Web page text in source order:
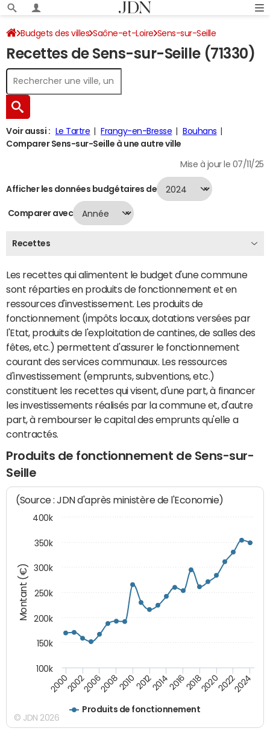
Budgets des villes Saône-et-Loire Sens-sur-Seille
Recettes 2024
Recettes de Sens-sur-Seille (71330)
Voir aussi : Le Tartre Frangy-en-Bresse
Bouhans
Comparer Sens-sur-Seille à une autre ville
Mise à jour le 07/11/25
Afficher les données budgétaires de
Comparer avec
Recettes
Les recettes qui alimentent le budget d'une commune
sont réparties en produits de fonctionnement et en
ressources d'investissement. Les produits de
fonctionnement (impôts locaux, dotations versées par
l'Etat, produits de l'exploitation de cantines, de salles des
fêtes, etc.) permettent d'assurer le fonctionnement
courant des services communaux. Les ressources
d'investissement (emprunts, subventions, etc.)
constituent les recettes qui visent, d'une part, à financer
les investissements réalisés par la commune et, d'autre
part, à rembourser le capital des emprunts qu'elle a
contractés.
Produits de fonctionnement de Sens-sur-
Seille
Montant (€)
(Source : JDN d'après ministère de l'Economie)
Produits de fonctionnement
200020022006200820102012201420162018202020222024
100k
150k
200k
250k
300k
350k
400k
© JDN 2026